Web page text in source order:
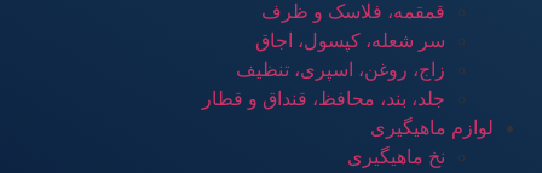
قمقمه، فلاسک و ظرف
سر شعله، کپسول، اجاق
زاج، روغن، اسپری، تنظیف
جلد، بند، محافظ، قنداق و قطار
لوازم ماهیگیری
نخ ماهیگیری